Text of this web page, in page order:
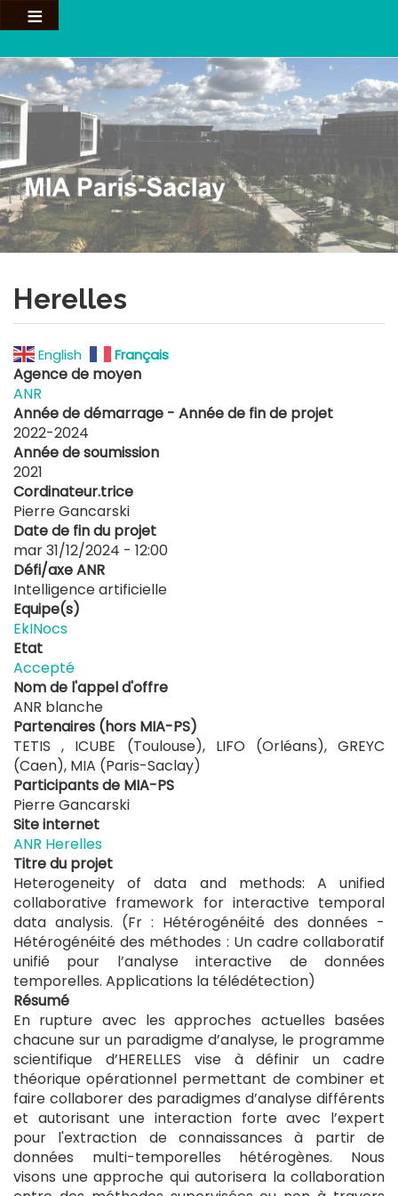
Aller
au
principal
Herelles
English Français
Agence de moyen
ANR
Année de démarrage - Année de fin de projet
2022-2024
Année de soumission
2021
Cordinateur.trice
Pierre Gancarski
Date de fin du projet
mar 31/12/2024 - 12:00
Défi/axe ANR
Intelligence artificielle
Equipe(s)
EkINocs
Etat
Accepté
Nom de l'appel d'offre
ANR blanche
Partenaires (hors MIA-PS)
TETIS , ICUBE (Toulouse), LIFO (Orléans), GREYC
(Caen), MIA (Paris-Saclay)
Participants de MIA-PS
Pierre Gancarski
Site internet
ANR Herelles
Titre du projet
Heterogeneity of data and methods: A unified
collaborative framework for interactive temporal
data analysis. (Fr : Hétérogénéité des données -
Hétérogénéité des méthodes : Un cadre collaboratif
unifié pour l’analyse interactive de données
temporelles. Applications la télédétection)
Résumé
En rupture avec les approches actuelles basées
chacune sur un paradigme d’analyse, le programme
scientifique d’HERELLES vise à définir un cadre
théorique opérationnel permettant de combiner et
faire collaborer des paradigmes d’analyse différents
et autorisant une interaction forte avec l’expert
pour l'extraction de connaissances à partir de
données multi-temporelles hétérogènes. Nous
visons une approche qui autorisera la collaboration